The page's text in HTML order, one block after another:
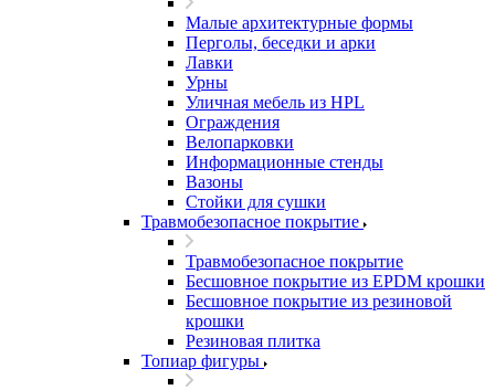
Малые архитектурные формы
Перголы, беседки и арки
Лавки
Урны
Уличная мебель из HPL
Ограждения
Велопарковки
Информационные стенды
Вазоны
Стойки для сушки
Травмобезопасное покрытие
Травмобезопасное покрытие
Бесшовное покрытие из EPDM крошки
Бесшовное покрытие из резиновой
крошки
Резиновая плитка
Топиар фигуры